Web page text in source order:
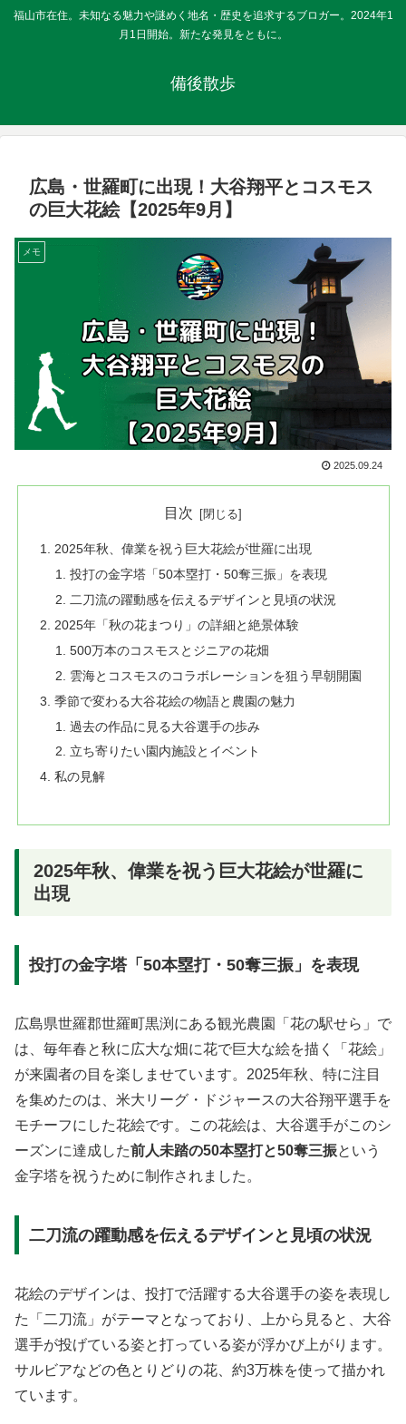
福山市在住。未知なる魅力や謎めく地名・歴史を追求するブロガー。2024年1
月1日開始。新たな発見をともに。
備後散歩
広島・世羅町に出現！大谷翔平とコスモス
の巨大花絵【2025年9月】
メモ
2025.09.24
目次
2025年秋、偉業を祝う巨大花絵が世羅に出現
投打の金字塔「50本塁打・50奪三振」を表現
二刀流の躍動感を伝えるデザインと見頃の状況
2025年「秋の花まつり」の詳細と絶景体験
500万本のコスモスとジニアの花畑
雲海とコスモスのコラボレーションを狙う早朝開園
季節で変わる大谷花絵の物語と農園の魅力
過去の作品に見る大谷選手の歩み
立ち寄りたい園内施設とイベント
私の見解
2025年秋、偉業を祝う巨大花絵が世羅に
出現
投打の金字塔「50本塁打・50奪三振」を表現
広島県世羅郡世羅町黒渕にある観光農園「花の駅せら」で
は、毎年春と秋に広大な畑に花で巨大な絵を描く「花絵」
が来園者の目を楽しませています。2025年秋、特に注目
を集めたのは、米大リーグ・ドジャースの大谷翔平選手を
モチーフにした花絵です。この花絵は、大谷選手がこのシ
ーズンに達成した前人未踏の50本塁打と50奪三振という
金字塔を祝うために制作されました。
二刀流の躍動感を伝えるデザインと見頃の状況
花絵のデザインは、投打で活躍する大谷選手の姿を表現し
た「二刀流」がテーマとなっており、上から見ると、大谷
選手が投げている姿と打っている姿が浮かび上がります。
サルビアなどの色とりどりの花、約3万株を使って描かれ
ています。